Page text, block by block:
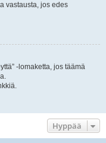
vastausta, jos edes
-lomaketta, jos täämä
Hyppää